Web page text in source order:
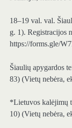
18–19 val. val.
g. 1). Registracijos
https://forms.gle/
Šiaulių apygardos
83) (Vietų nebėra,
*Lietuvos kalėjimų
10) (Vietų nebėra,